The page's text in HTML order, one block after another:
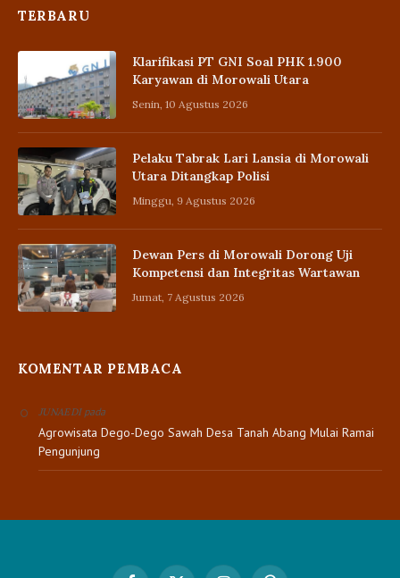
TERBARU
Klarifikasi PT GNI Soal PHK 1.900
Karyawan di Morowali Utara
Senin, 10 Agustus 2026
Pelaku Tabrak Lari Lansia di Morowali
Utara Ditangkap Polisi
Minggu, 9 Agustus 2026
Dewan Pers di Morowali Dorong Uji
Kompetensi dan Integritas Wartawan
Jumat, 7 Agustus 2026
KOMENTAR PEMBACA
JUNAEDIpada
Agrowisata Dego-Dego Sawah Desa Tanah Abang Mulai Ramai
Pengunjung